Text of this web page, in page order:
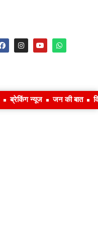
ब्रेकिंग न्यूज जन की बात